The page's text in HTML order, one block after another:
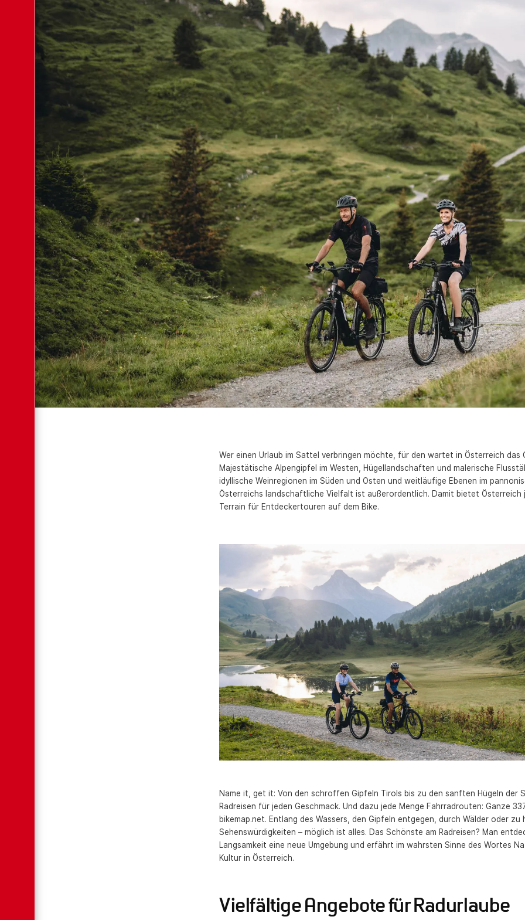
Wer einen Urlaub im Sattel verbringen möchte, für den wartet in Österreich das
Majestätische Alpengipfel im Westen, Hügellandschaften und malerische
idyllische Weinregionen im Süden und Osten und weitläufige Ebenen im
Österreichs landschaftliche Vielfalt ist außerordentlich. Damit bietet Österreich
Terrain für Entdeckertouren auf dem Bike.
Name it, get it: Von den schroffen Gipfeln Tirols bis zu den sanften Hügeln der
Radreisen für jeden Geschmack. Und dazu jede Menge Fahrradrouten: Ganze
bikemap.net. Entlang des Wassers, den Gipfeln entgegen, durch Wälder oder zu
Sehenswürdigkeiten – möglich ist alles. Das Schönste am Radreisen? Man
Langsamkeit eine neue Umgebung und erfährt im wahrsten Sinne des Wortes
Kultur in Österreich.
Vielfältige Angebote für Radurlaube